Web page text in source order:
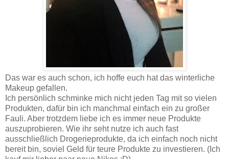
Das war es auch schon, ich hoffe euch hat das winterliche
Makeup gefallen.
Ich persönlich schminke mich nicht jeden Tag mit so vielen
Produkten, dafür bin ich manchmal einfach ein zu großer
Fauli. Aber trotzdem liebe ich es immer neue Produkte
auszuprobieren. Wie ihr seht nutze ich auch fast
ausschließlich Drogerieprodukte, da ich einfach noch nicht
bereit bin, soviel Geld für teure Produkte zu investieren. (Ich